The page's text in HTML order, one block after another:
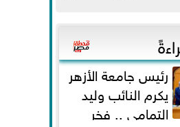
شيحة يداويان...
رئيس جامعة الأزهر
يكرم النائب وليد
التمامي .. فخر